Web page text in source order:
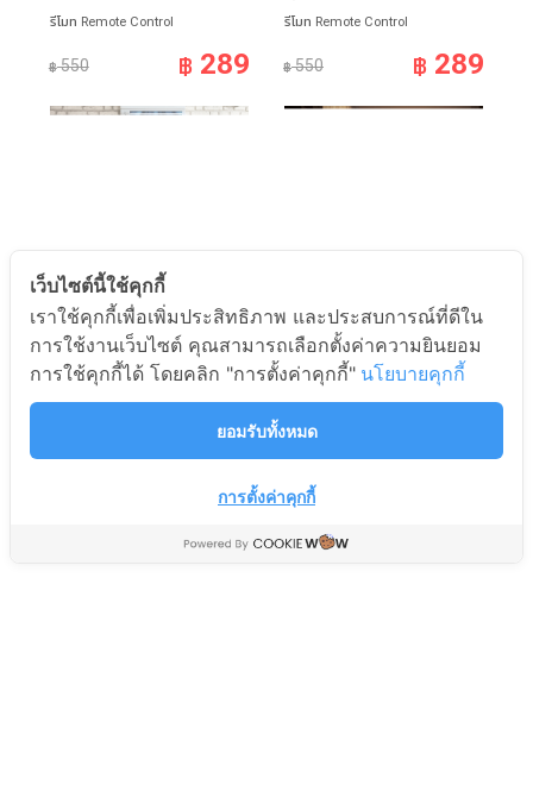
รีโมท Remote Control
฿550 ฿ 289
รีโมท Remote Control
฿550 ฿ 289
รีโมท AIR Universal
CHUNGHOP TTB รุ่น K-
108ES (รวม1,000รุ่น)
฿450 ฿329
สวิทช์ ON-ON KN3C202
6A-250V
฿60 ฿39
เว็บไซต์นี้ใช้คุกกี้
เราใช้คุกกี้เพื่อเพิ่มประสิทธิภาพ และประสบการณ์ที่ดีใน
การใช้งานเว็บไซต์ คุณสามารถเลือกตั้งค่าความยินยอม
การใช้คุกกี้ได้ โดยคลิก "การตั้งค่าคุกกี้" นโยบายคุกกี้
ยอมรับทั้งหมด
การตั้งค่าคุกกี้